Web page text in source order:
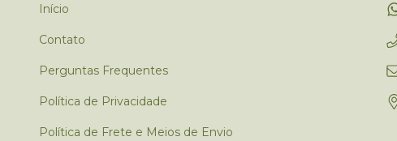
Início
Contato
Perguntas Frequentes
Política de Privacidade
Política de Frete e Meios de Envio